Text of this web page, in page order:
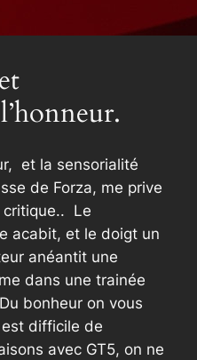
et la sensorialité
de Forza, me prive
critique.. Le
acabit, et le doigt un
anéantit une
dans une trainée
bonheur on vous
est difficile de
avec GT5, on ne